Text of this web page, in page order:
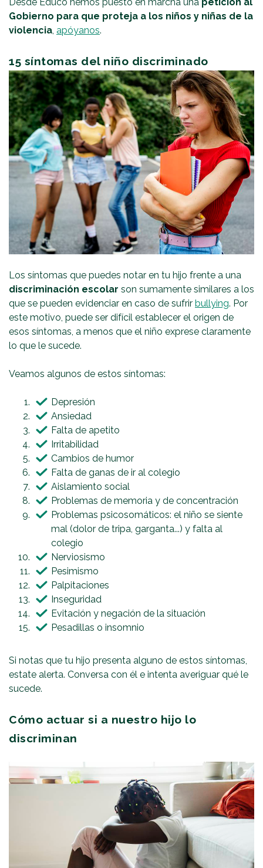
Gobierno para que proteja a los niños y niñas de la
violencia apóyanos.
15 síntomas del niño discriminado
Los síntomas que puedes notar en tu hijo frente a una
discriminación escolar son sumamente similares a los
que se pueden evidenciar en caso de sufrir bullying. Por
este motivo, puede ser difícil establecer el origen de
esos síntomas, a menos que el niño exprese claramente
lo que le sucede.
Veamos algunos de estos síntomas:
Depresión
Ansiedad
Falta de apetito
Irritabilidad
Cambios de humor
Falta de ganas de ir al colegio
Aislamiento social
Problemas de memoria y de concentración
Problemas psicosomáticos: el niño se siente
mal (dolor de tripa, garganta...) y falta al
colegio
Nerviosismo
Pesimismo
Palpitaciones
Inseguridad
Evitación y negación de la situación
Pesadillas o insomnio
Si notas que tu hijo presenta alguno de estos síntomas,
estate alerta. Conversa con él e intenta averiguar qué le
sucede.
Cómo actuar si a nuestro hijo lo
discriminan